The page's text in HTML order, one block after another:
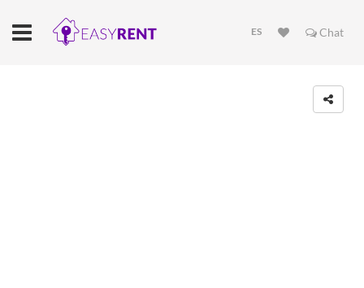
ES Chat